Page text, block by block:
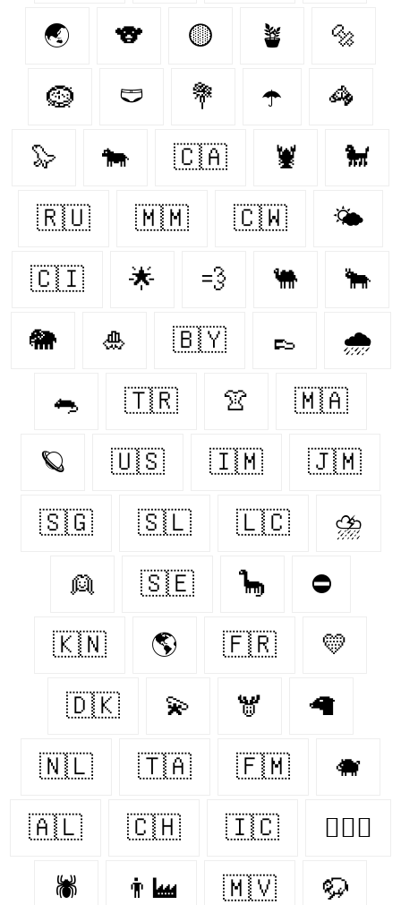
🌏 🐨 🟡 🪴 🔩
🪹 🩲 💐 ☂️ 🦓
🦭 🐄 🇨🇦 🦞 🐩
🇷🇺 🇲🇲 🇨🇼 🌤️
🇨🇮 🌟 💨 🐫 🐂
🐘 🎍 🇧🇾 👞 🌧️
🐀 🇹🇷 👚 🇲🇦
🪐 🇺🇸 🇮🇲 🇯🇲
🇸🇬 🇸🇱 🇱🇨 ⛈️
👱 🇸🇪 🦕 ⛔
🇰🇳 🌎 🇫🇷 💛
🇩🇰 💫 🫎 🦙
🇳🇱 🇹🇦 🇫🇲 🐗
🇦🇱 🇨🇭 🇮🇨 👨‍❤️‍👨
🕷️ 👨‍🏭 🇲🇻 🦬